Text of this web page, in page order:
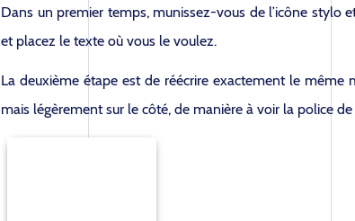
Dans un premier temps, munissez-vous de l’icône stylo
et placez le texte où vous le voulez.
La deuxième étape est de réécrire exactement le
mais légèrement sur le côté, de manière à voir la police